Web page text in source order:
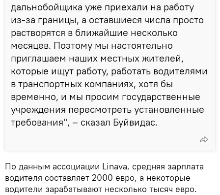
дальнобойщика уже приехали на работу
из-за границы, а оставшиеся числа просто
растворятся в ближайшие несколько
месяцев. Поэтому мы настоятельно
приглашаем наших местных жителей,
которые ищут работу, работать водителями
в транспортных компаниях, хотя бы
временно, и мы просим государственные
учреждения пересмотреть установленные
требования", – сказал Буйвидас.
По данным ассоциации Linava, средняя зарплата
водителя составляет 2000 евро, а некоторые
водители зарабатывают несколько тысяч евро.